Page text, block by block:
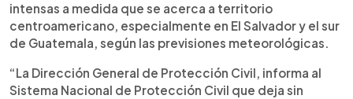
intensas a medida que se acerca a territorio
centroamericano, especialmente en El Salvador y el sur
de Guatemala, según las previsiones meteorológicas.
“La Dirección General de Protección Civil, informa al
Sistema Nacional de Protección Civil que deja sin